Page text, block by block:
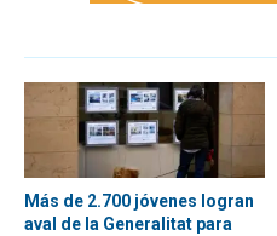
Más de 2.700 jóvenes logran
aval de la Generalitat para